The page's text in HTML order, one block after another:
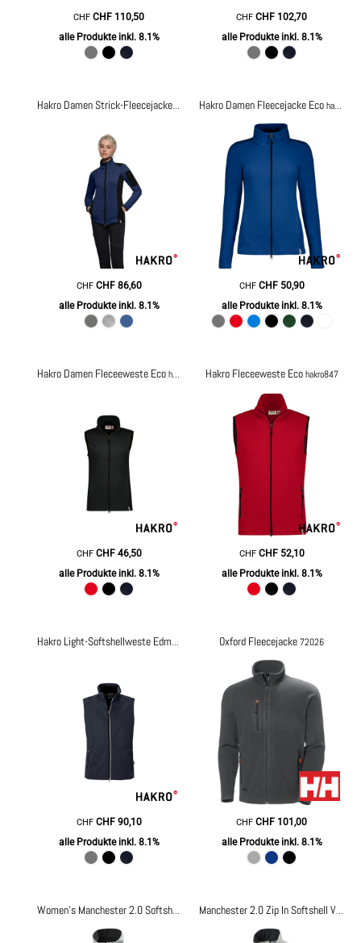
CHFCHF 110,50
alle Produkte inkl. 8.1%
CHFCHF 102,70
alle Produkte inkl. 8.1%
Hakro Damen Strick-Fleecejacke Churchill hakro236
CHF CHF86,60
alle Produkte inkl. 8.1%
Hakro Damen Fleecejacke Eco hakro246
CHF CHF50,90
alle Produkte inkl. 8.1%
Hakro Damen Fleceeweste Eco hakro247
CHF CHF46,50
alle Produkte inkl. 8.1%
Hakro Fleceeweste Eco hakro847
CHF CHF52,10
alle Produkte inkl. 8.1%
Hakro Light-Softshellweste Edmonton hakro854
CHF CHF90,10
alle Produkte inkl. 8.1%
Oxford Fleecejacke 72026
CHFCHF 101,00
alle Produkte inkl. 8.1%
Women's Manchester 2.0 Softshell Jacket 74241 Manchester 2.0 Zip In Softshell Vest